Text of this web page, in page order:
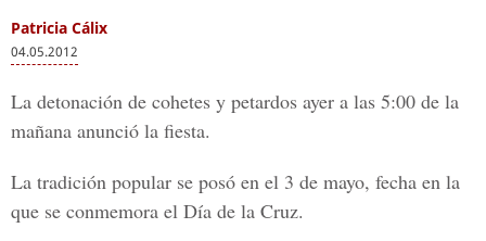
Patricia Cálix
04.05.2012
La detonación de cohetes y petardos ayer a las 5:00 de la
mañana anunció la fiesta.
La tradición popular se posó en el 3 de mayo, fecha en la
que se conmemora el Día de la Cruz.